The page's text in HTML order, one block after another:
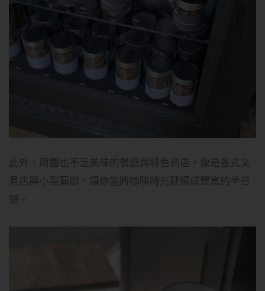
此外，周圍也不乏美味的餐廳與特色商店，像是各式文
具店與小型藝廊，讓你能將咖啡時光延續成豐富的半日
遊。